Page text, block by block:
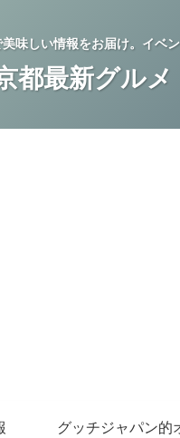
味しい情報をお届け。イベ
都最新グルメ